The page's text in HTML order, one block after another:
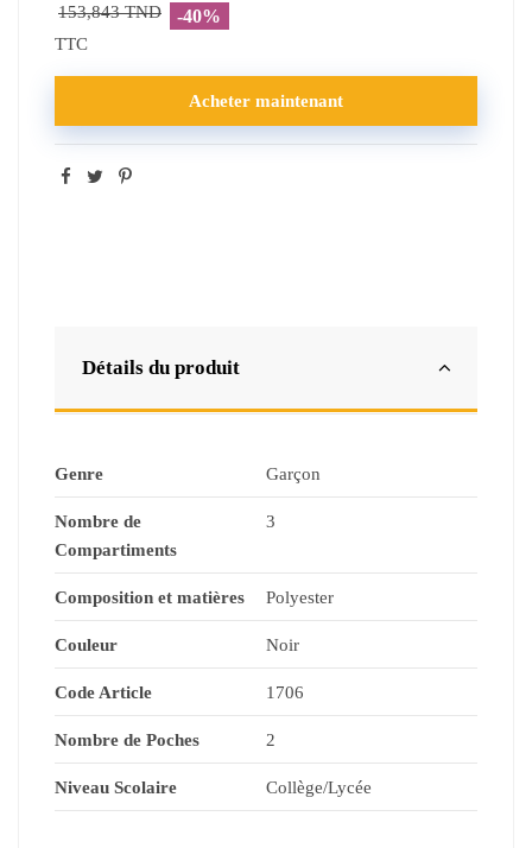
153,843 TND -40%
TTC
Acheter maintenant
Détails du produit
Genre Garçon
Nombre de
Compartiments
3
Composition et matières Polyester
Couleur Noir
Code Article 1706
Nombre de Poches 2
Niveau Scolaire Collège/Lycée